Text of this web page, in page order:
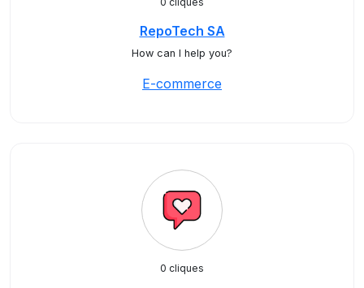
RepoTech SA
How can I help you?
E-commerce
0 cliques